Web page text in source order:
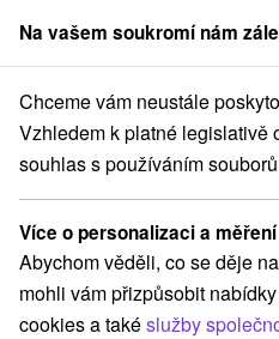
člen skupinySorger
Senior pobyt od 55 let s
Senior pobyt od
celotělovou
chladem při
Platnost pobytu vypršela! Vyberte si
Hotel Riverside★★★Poprad
Na vašem soukromí nám
Chceme vám neustále
Vzhledem k platné legislativě
souhlas s používáním
Více o personalizaci a měření
Abychom věděli, co se děje
mohli vám přizpůsobit
cookies a takéslužby